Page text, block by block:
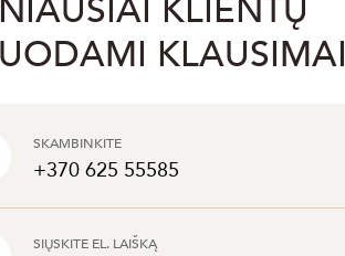
KLIENTŲ
KLAUSIMAI
SKAMBINKITE
+370 625 55585
SIŲSKITE EL. LAIŠKĄ